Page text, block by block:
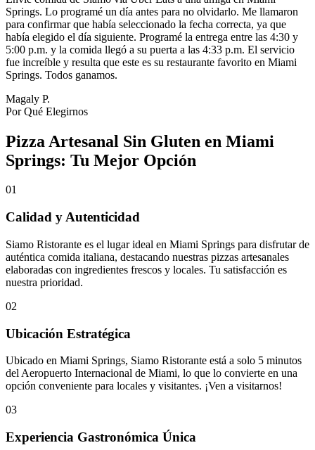
Springs. Lo programé un día antes para no olvidarlo. Me llamaron
para confirmar que había seleccionado la fecha correcta, ya que
había elegido el día siguiente. Programé la entrega entre las 4:30 y
5:00 p.m. y la comida llegó a su puerta a las 4:33 p.m. El servicio
fue increíble y resulta que este es su restaurante favorito en Miami
Springs. Todos ganamos.
Magaly P.
Por Qué Elegirnos
Pizza Artesanal Sin Gluten en Miami
Springs: Tu Mejor Opción
01
Calidad y Autenticidad
Siamo Ristorante es el lugar ideal en Miami Springs para disfrutar de
auténtica comida italiana, destacando nuestras pizzas artesanales
elaboradas con ingredientes frescos y locales. Tu satisfacción es
nuestra prioridad.
02
Ubicación Estratégica
Ubicado en Miami Springs, Siamo Ristorante está a solo 5 minutos
del Aeropuerto Internacional de Miami, lo que lo convierte en una
opción conveniente para locales y visitantes. ¡Ven a visitarnos!
03
Experiencia Gastronómica Única